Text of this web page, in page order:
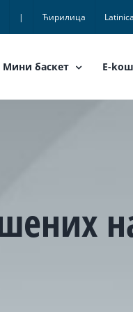
| Ћирилица Latinica
Мини баскет E-